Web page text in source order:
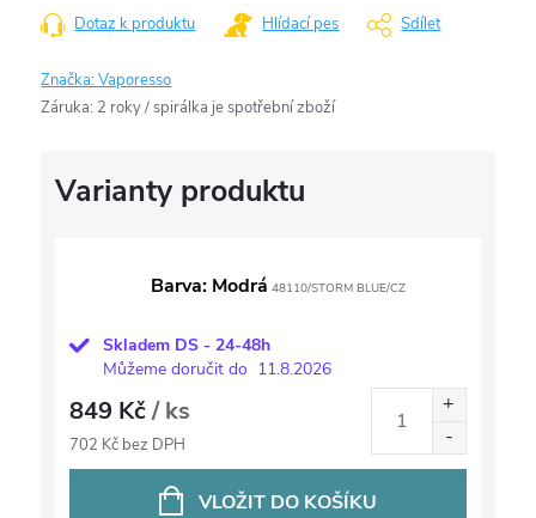
Dotaz k produktu Hlídací pes Sdílet
Značka:Vaporesso
Záruka: 2 roky / spirálka je spotřební zboží
Barva: Modrá 48110/STORM BLUE/CZ
Skladem DS - 24-48h
Můžeme doručit do 11.8.2026
849 Kč/ ks
702 Kč bez DPH
VLOŽIT DO KOŠÍKU